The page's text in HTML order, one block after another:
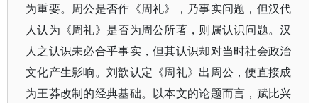
为重要。周公是否作《周礼》，乃事实问题，但汉代
人认为《周礼》是否为周公所著，则属认识问题。汉
人之认识未必合乎事实，但其认识却对当时社会政治
文化产生影响。刘歆认定《周礼》出周公，便直接成
为王莽改制的经典基础。以本文的论题而言，赋比兴